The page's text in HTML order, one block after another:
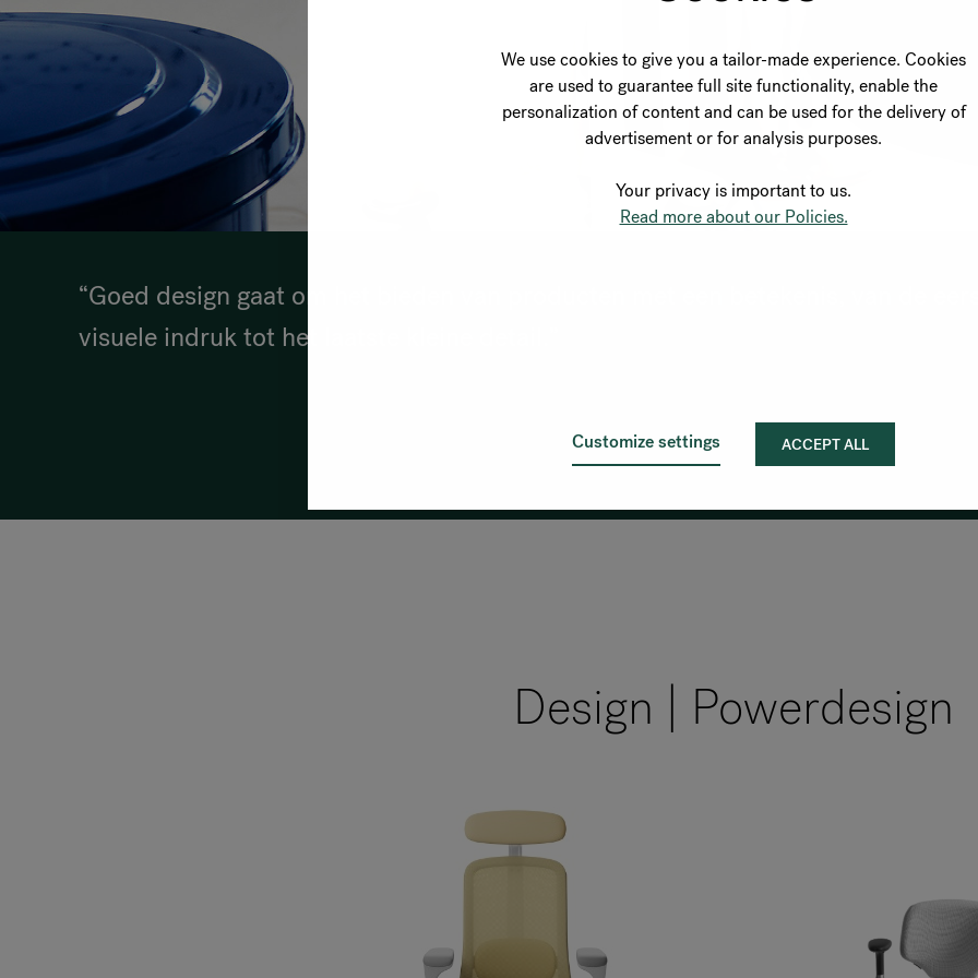
We use cookies to give you a tailor-made experience. Cookies
are used to guarantee full site functionality, enable the
personalization of content and can be used for the delivery of
advertisement or for analysis purposes.
Your privacy is important to us.
Read more about our Policies.
Customize settings ACCEPT ALL
“Goed design gaat om het bieden van producten met een betekenis, van de
visuele indruk tot het laatste kleine detail.”
Design | Powerdesign